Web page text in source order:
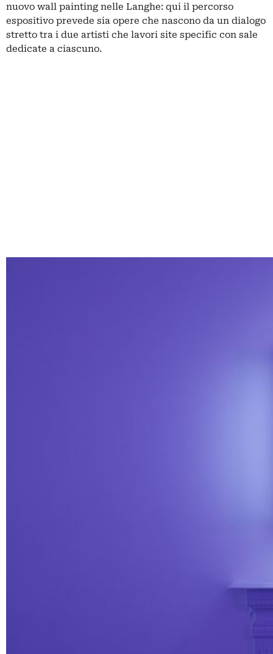
nuovo wall painting nelle Langhe: qui il percorso
espositivo prevede sia opere che nascono da un dialogo
stretto tra i due artisti che lavori site specific con sale
dedicate a ciascuno.